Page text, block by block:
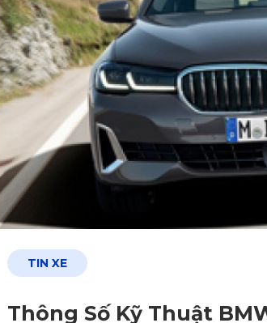
TIN XE
Thông Số Kỹ Thuật